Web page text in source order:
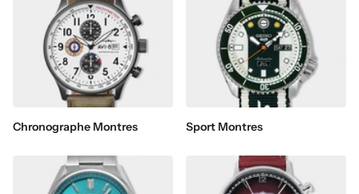
Chronographe Montres Sport Montres